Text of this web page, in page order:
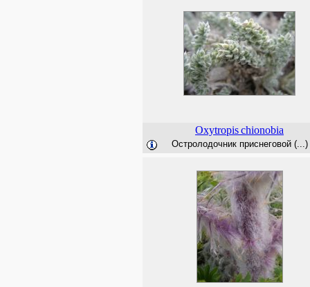
Oxytropischionobia
Остролодочник приснеговой (...)